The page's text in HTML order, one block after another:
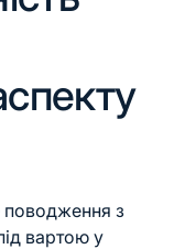
поводження з
вартою у